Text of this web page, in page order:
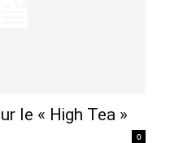
le « High Tea »
0